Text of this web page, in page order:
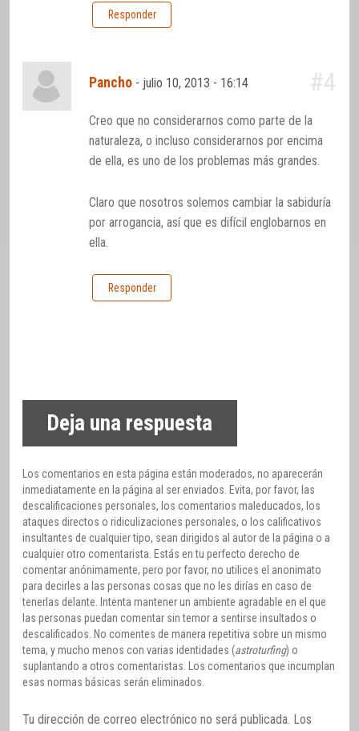
Responder
Pancho - julio 10, 2013 - 16:14 #4
Creo que no considerarnos como parte de la
naturaleza, o incluso considerarnos por encima
de ella, es uno de los problemas más grandes.
Claro que nosotros solemos cambiar la sabiduría
por arrogancia, así que es difícil englobarnos en
ella.
Responder
Deja una respuesta
Los comentarios en esta página están moderados, no aparecerán
inmediatamente en la página al ser enviados. Evita, por favor, las
descalificaciones personales, los comentarios maleducados, los
ataques directos o ridiculizaciones personales, o los calificativos
insultantes de cualquier tipo, sean dirigidos al autor de la página o a
cualquier otro comentarista. Estás en tu perfecto derecho de
comentar anónimamente, pero por favor, no utilices el anonimato
para decirles a las personas cosas que no les dirías en caso de
tenerlas delante. Intenta mantener un ambiente agradable en el que
las personas puedan comentar sin temor a sentirse insultados o
descalificados. No comentes de manera repetitiva sobre un mismo
tema, y mucho menos con varias identidades (astroturfing) o
suplantando a otros comentaristas. Los comentarios que incumplan
esas normas básicas serán eliminados.
Tu dirección de correo electrónico no será publicada. Los